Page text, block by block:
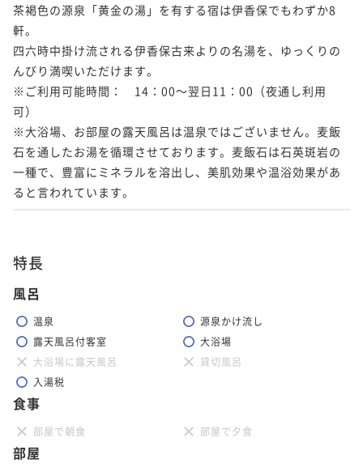
茶褐色の源泉「黄金の湯」を有する宿は伊香保でもわずか8
軒。
四六時中掛け流される伊香保古来よりの名湯を、ゆっくりの
んびり満喫いただけます。
※ご利用可能時間：　14：00～翌日11：00（夜通し利用
可）
※大浴場、お部屋の露天風呂は温泉ではございません。麦飯
石を通したお湯を循環させております。麦飯石は石英斑岩の
一種で、豊富にミネラルを溶出し、美肌効果や温浴効果があ
特長
風呂
温泉
源泉かけ流し
露天風呂付客室
大浴場
大浴場に露天風呂
貸切風呂
入湯税
食事
部屋で朝食 部屋で夕食
部屋